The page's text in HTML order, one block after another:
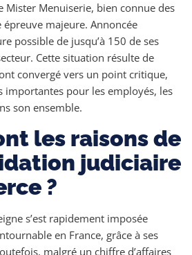
Mister Menuiserie, bien connue des
épreuve majeure. Annoncée
possible de jusqu’à 150 de ses
Cette situation résulte de
convergé vers un point critique,
importantes pour les employés, les
son ensemble.
les raisons de
judiciaire
?
s’est rapidement imposée
en France, grâce à ses
malgré un chiffre d’affaires